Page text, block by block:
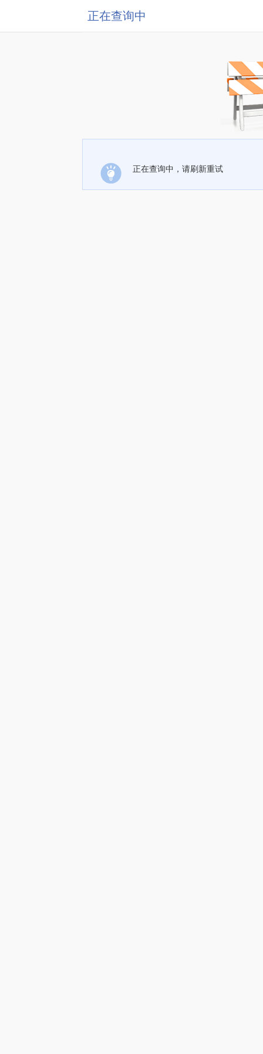
正在查询中
正在查询中，请刷新重试